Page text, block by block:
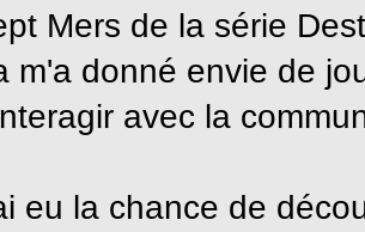
Mers de la série
m'a donné envie de
avec la
eu la chance de